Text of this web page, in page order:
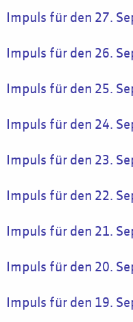
Impuls für den 27.
Impuls für den 26.
Impuls für den 25.
Impuls für den 24.
Impuls für den 23.
Impuls für den 22.
Impuls für den 21.
Impuls für den 20.
Impuls für den 19.